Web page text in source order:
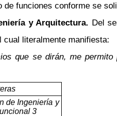
de funciones conforme se
y Arquitectura. Del
cual literalmente manifiesta:
que se dirán, me permito
de Ingeniería y
3